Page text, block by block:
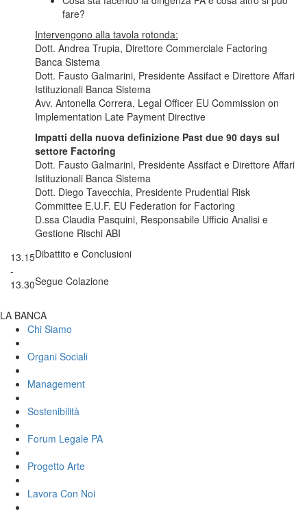
fare?
Intervengono alla tavola rotonda:
Dott. Andrea Trupia, Direttore Commerciale Factoring
Banca Sistema
Dott. Fausto Galmarini, Presidente Assifact e Direttore Affari
Istituzionali Banca Sistema
Avv. Antonella Correra, Legal Officer EU Commission on
Implementation Late Payment Directive
Impatti della nuova definizione Past due 90 days sul
settore Factoring
Dott. Fausto Galmarini, Presidente Assifact e Direttore Affari
Istituzionali Banca Sistema
Dott. Diego Tavecchia, Presidente Prudential Risk
Committee E.U.F. EU Federation for Factoring
D.ssa Claudia Pasquini, Responsabile Ufficio Analisi e
Gestione Rischi ABI
13.15
-
13.30
Dibattito e Conclusioni
Segue Colazione
LA BANCA
Chi Siamo
Organi Sociali
Management
Sostenibilità
Forum Legale PA
Progetto Arte
Lavora Con Noi